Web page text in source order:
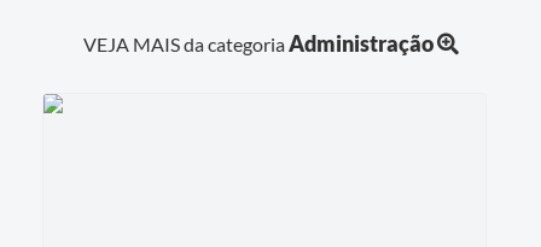
VEJA MAIS da categoriaAdministração